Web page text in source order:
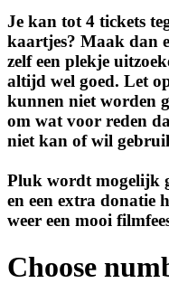
Je kan tot 4 tickets
kaartjes? Maak dan
zelf een plekje
altijd wel goed. Let
kunnen niet worden
om wat voor reden
niet kan of wil
Pluk wordt mogelijk
en een extra donatie
weer een mooi
Choose